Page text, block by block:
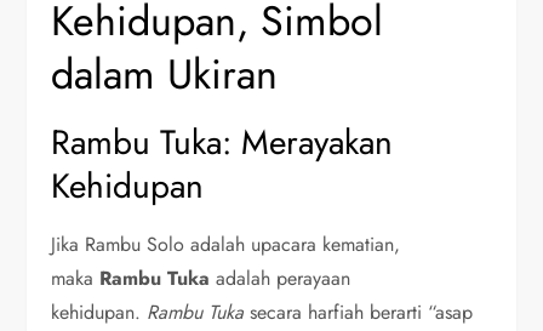
Kehidupan, Simbol
dalam Ukiran
Rambu Tuka: Merayakan
Kehidupan
Jika Rambu Solo adalah upacara kematian,
maka Rambu Tuka adalah perayaan
kehidupan. Rambu Tuka secara harfiah berarti “asap